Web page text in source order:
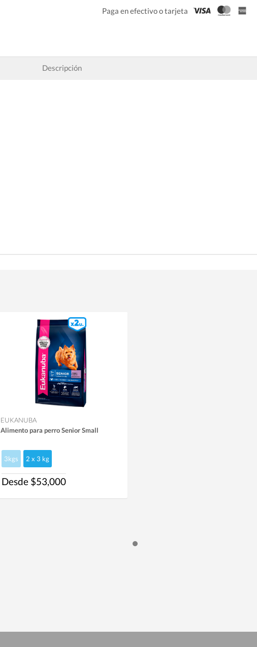
Paga en efectivo o tarjeta
Descripción
EUKANUBA
Alimento para perro Senior Small
3kgs 2 x 3 kg
Desde $53,000